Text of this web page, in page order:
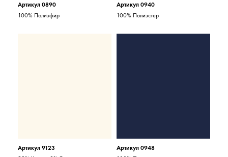
Артикул 0890
100% Полиэфир
Артикул 0940
100% Полиэстер
Артикул 9123
Артикул 0948